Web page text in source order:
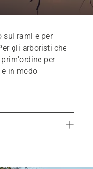
sui rami e per
gli arboristi che
per
in modo